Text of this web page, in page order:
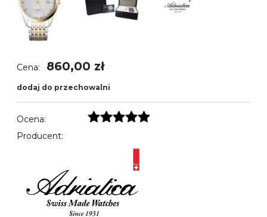
Cena: 860,00 zł
dodaj do przechowalni
Ocena:
Producent: